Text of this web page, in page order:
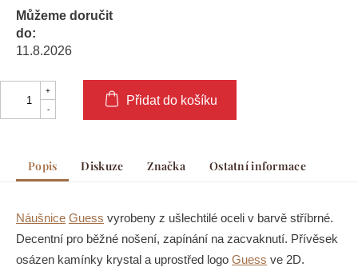
Můžeme doručit
do:
11.8.2026
Přidat do košíku
Popis Diskuze Značka Ostatní informace
Náušnice Guess vyrobeny z ušlechtilé oceli v barvě stříbrné.
Decentní pro běžné nošení, zapínání na zacvaknutí. Přívěsek
osázen kamínky krystal a uprostřed logo Guess ve 2D.